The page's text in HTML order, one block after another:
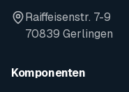
Raiffeisenstr. 7-9
70839 Gerlingen
Komponenten